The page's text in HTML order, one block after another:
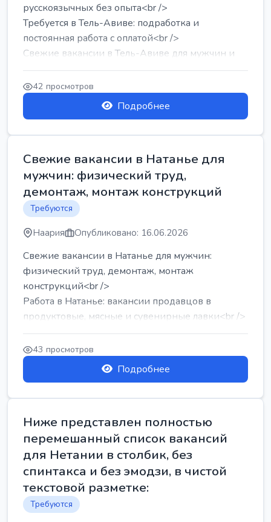
русскоязычных без опыта<br />
Требуется в Тель-Авиве: подработка и
постоянная работа с оплатой<br />
Свежие вакансии в Тель-Авиве для мужчин и
женщин от хозя...
42 просмотров
Подробнее
Свежие вакансии в Натанье для
мужчин: физический труд,
демонтаж, монтаж конструкций
Требуются
Наария Опубликовано: 16.06.2026
Свежие вакансии в Натанье для мужчин:
физический труд, демонтаж, монтаж
конструкций<br />
Работа в Натанье: вакансии продавцов в
продуктовые, мясные и сувенирные лавки<br />
Разнорабочий на сборку м...
43 просмотров
Подробнее
Ниже представлен полностью
перемешанный список вакансий
для Нетании в столбик, без
спинтакса и без эмодзи, в чистой
текстовой разметке:
Требуются